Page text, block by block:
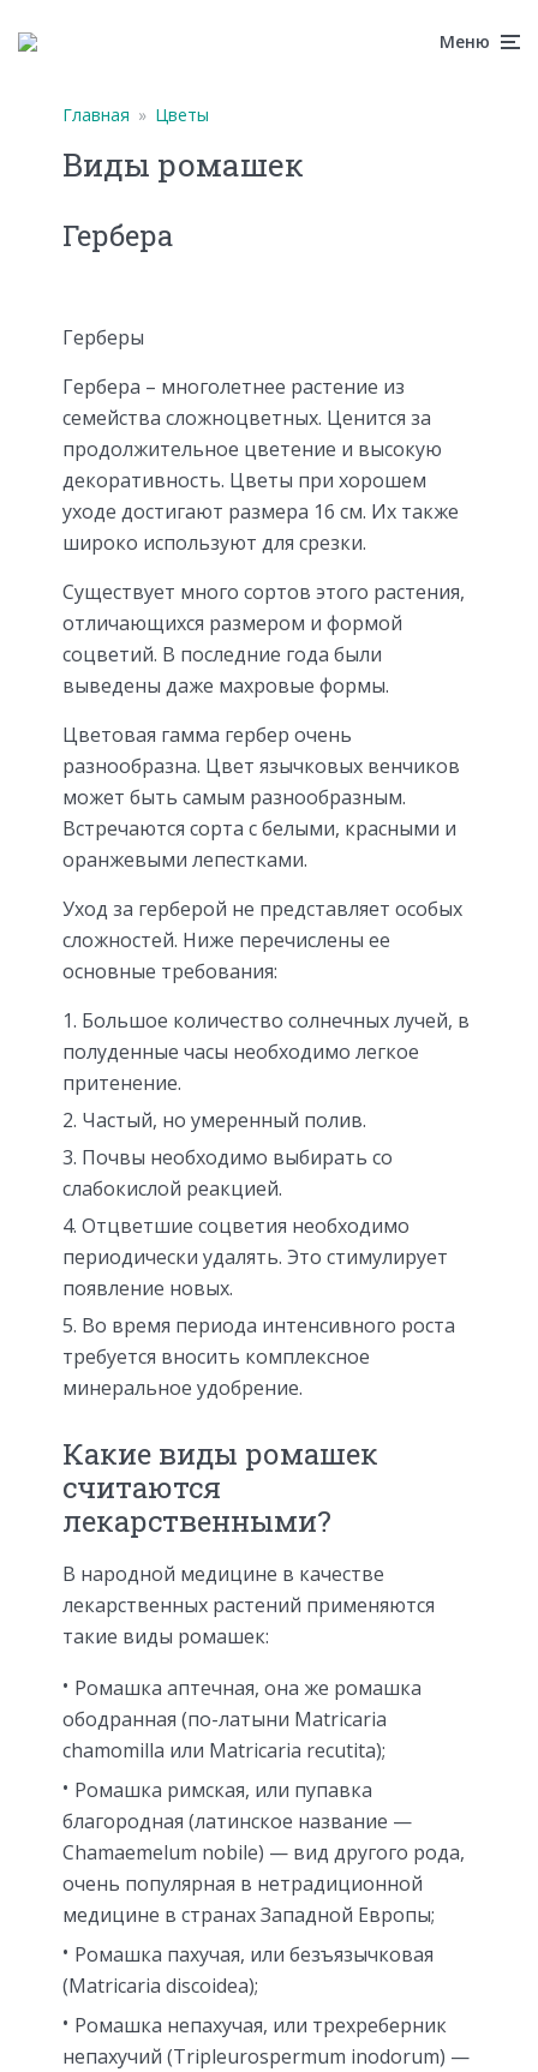
Меню
Главная » Цветы
Виды ромашек
Гербера
Герберы
Гербера – многолетнее растение из
семейства сложноцветных. Ценится за
продолжительное цветение и высокую
декоративность. Цветы при хорошем
уходе достигают размера 16 см. Их также
широко используют для срезки.
Существует много сортов этого растения,
отличающихся размером и формой
соцветий. В последние года были
выведены даже махровые формы.
Цветовая гамма гербер очень
разнообразна. Цвет язычковых венчиков
может быть самым разнообразным.
Встречаются сорта с белыми, красными и
оранжевыми лепестками.
Уход за герберой не представляет особых
сложностей. Ниже перечислены ее
основные требования:
Большое количество солнечных лучей, в
полуденные часы необходимо легкое
притенение.
Частый, но умеренный полив.
Почвы необходимо выбирать со
слабокислой реакцией.
Отцветшие соцветия необходимо
периодически удалять. Это стимулирует
появление новых.
Во время периода интенсивного роста
требуется вносить комплексное
минеральное удобрение.
Какие виды ромашек
считаются
лекарственными?
В народной медицине в качестве
лекарственных растений применяются
такие виды ромашек:
Ромашка аптечная, она же ромашка
ободранная (по-латыни Matricaria
chamomilla или Matricaria recutita);
Ромашка римская, или пупавка
благородная (латинское название —
Chamaemelum nobile) — вид другого рода,
очень популярная в нетрадиционной
медицине в странах Западной Европы;
Ромашка пахучая, или безъязычковая
(Matricaria discoidea);
Ромашка непахучая, или трехреберник
непахучий (Tripleurospermum inodorum) —